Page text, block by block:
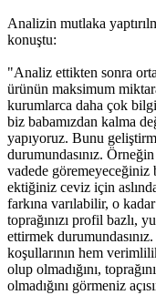
Analizin mutlaka
konuştu:
"Analiz ettikten sonra
ürünün maksimum
kurumlarca daha çok
biz babamızdan kalma
yapıyoruz. Bunu
durumundasınız. Örneğin
vadede göremeyeceğiniz
ektiğiniz ceviz için
farkına varılabilir, o
toprağınızı profil bazlı,
ettirmek
koşullarının hem
olup olmadığını,
olmadığını görmeniz